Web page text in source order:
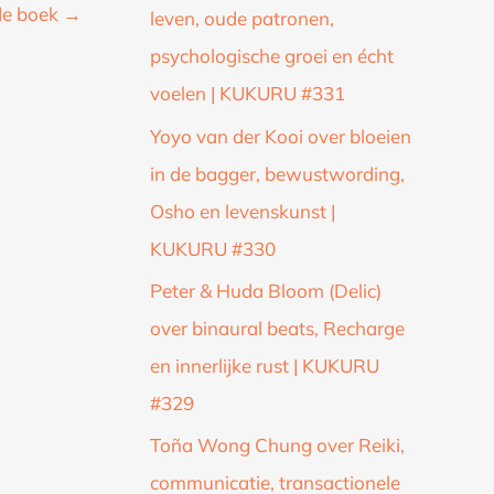
boek →
leven, oude patronen,
psychologische groei en écht
voelen | KUKURU #331
Yoyo van der Kooi over bloeien
in de bagger, bewustwording,
Osho en levenskunst |
KUKURU #330
Peter & Huda Bloom (Delic)
over binaural beats, Recharge
en innerlijke rust | KUKURU
#329
Toña Wong Chung over Reiki,
communicatie, transactionele